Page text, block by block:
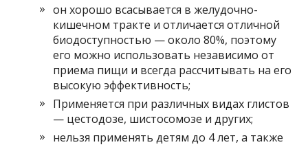
он хорошо всасывается в желудочно-
кишечном тракте и отличается отличной
биодоступностью — около 80%, поэтому
его можно использовать независимо от
приема пищи и всегда рассчитывать на его
высокую эффективность;
Применяется при различных видах глистов
— цестодозе, шистосомозе и других;
нельзя применять детям до 4 лет, а также